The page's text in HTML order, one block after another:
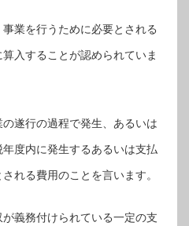
業を行うために必要とされる
入することが認められていま
遂行の過程で発生、あるいは
度内に発生するあるいは支払
れる費用のことを言います。
義務付けられている一定の支